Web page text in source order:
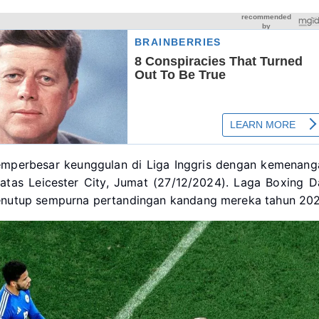
keunggulan di Liga Inggris dengan
Leicester City, Jumat (27/12/2024). Laga Boxing
sempurna pertandingan kandang mereka tahun